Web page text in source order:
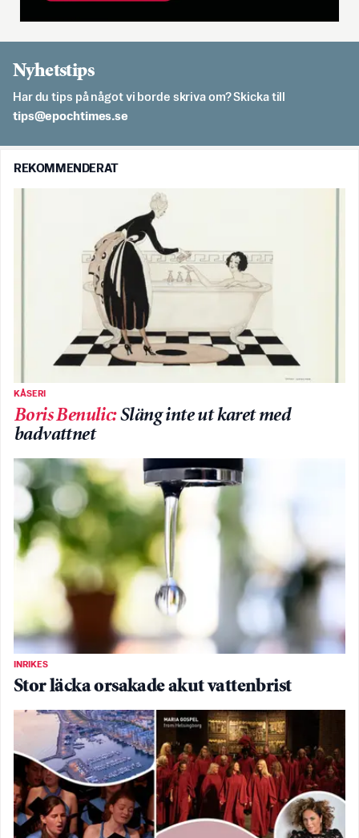
Nyhetstips
Har du tips på något vi borde skriva om? Skicka till
es.semithcope@spit
REKOMMENDERAT
KÅSERI
Boris Benulic:Släng inte ut karet med
badvattnet
INRIKES
Stor läcka orsakade akut vattenbrist